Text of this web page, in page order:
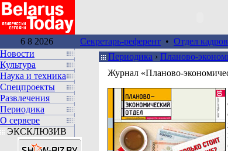
6 8 2026 Секретарь-референт • Отдел кадров
Новости
Культура
Наука и техника
Спецпроекты
Развлечения
Периодика
О сервере
ЭКСКЛЮЗИВ
Периодика › Планово-
Журнал «Планово-